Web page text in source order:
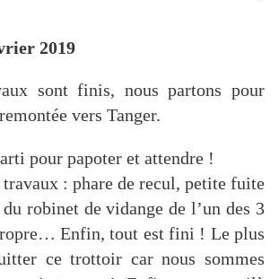
2019
sont finis, nous partons pour
vers Tanger.
pour papoter et attendre !
: phare de recul, petite fuite
robinet de vidange de l’un des 3
Enfin, tout est fini ! Le plus
ce trottoir car nous sommes